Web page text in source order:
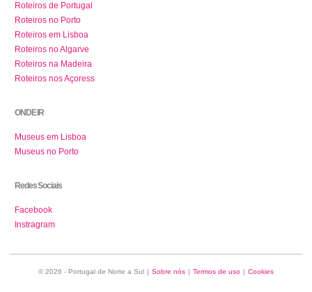
Roteiros de Portugal
Roteiros no Porto
Roteiros em Lisboa
Roteiros no Algarve
Roteiros na Madeira
Roteiros nos Açoress
ONDE IR
Museus em Lisboa
Museus no Porto
Redes Sociais
Facebook
Instragram
© 2026 - Portugal de Norte a Sul | Sobre nós | Termos de uso | Cookies